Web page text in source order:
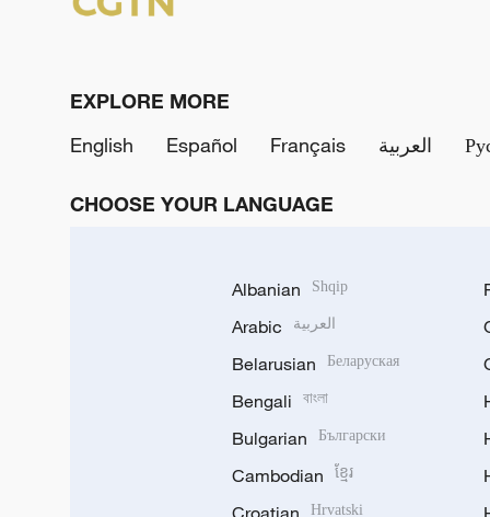
EXPLORE MORE
English
Español Français العربية
CHOOSE YOUR LANGUAGE
Albanian Shqip
Arabic العربية
Belarusian Беларуская
Bengali বাংলা
Bulgarian Български
Cambodian ខ្មែរ
Hrvatski